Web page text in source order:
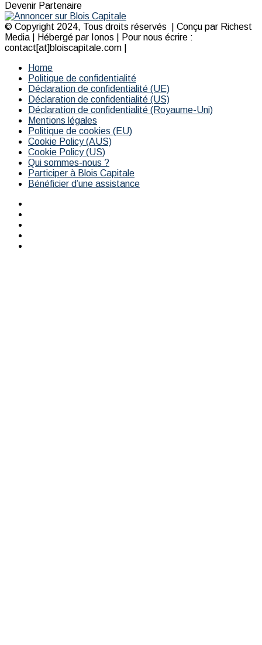
Devenir Partenaire
© Copyright 2024, Tous droits réservés | Conçu par Richest
Media | Hébergé par Ionos | Pour nous écrire :
contact[at]bloiscapitale.com |
Home
Politique de confidentialité
Déclaration de confidentialité (UE)
Déclaration de confidentialité (US)
Déclaration de confidentialité (Royaume-Uni)
Mentions légales
Politique de cookies (EU)
Cookie Policy (AUS)
Cookie Policy (US)
Qui sommes-nous ?
Participer à Blois Capitale
Bénéficier d’une assistance